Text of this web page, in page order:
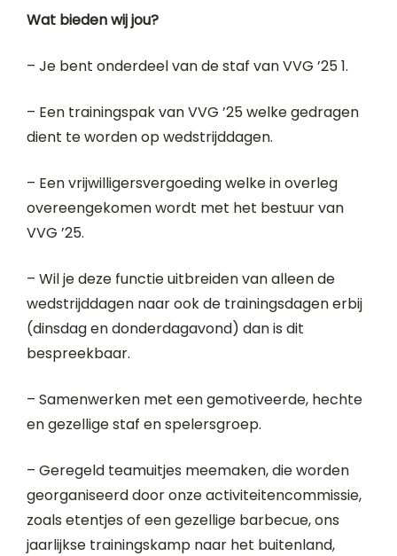
Wat bieden wij jou?
– Je bent onderdeel van de staf van VVG ’25 1.
– Een trainingspak van VVG ’25 welke gedragen
dient te worden op wedstrijddagen.
– Een vrijwilligersvergoeding welke in overleg
overeengekomen wordt met het bestuur van
VVG ’25.
– Wil je deze functie uitbreiden van alleen de
wedstrijddagen naar ook de trainingsdagen erbij
(dinsdag en donderdagavond) dan is dit
bespreekbaar.
– Samenwerken met een gemotiveerde, hechte
en gezellige staf en spelersgroep.
– Geregeld teamuitjes meemaken, die worden
georganiseerd door onze activiteitencommissie,
zoals etentjes of een gezellige barbecue, ons
jaarlijkse trainingskamp naar het buitenland,